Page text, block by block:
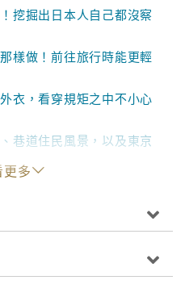
挖掘出日本人自己都沒察
樣做！前往旅行時能更輕
衣，看穿規矩之中不小心
巷道住民風景，以及東京
，看看東京好朋友的哈台
照！趣味比對其中的同與
多